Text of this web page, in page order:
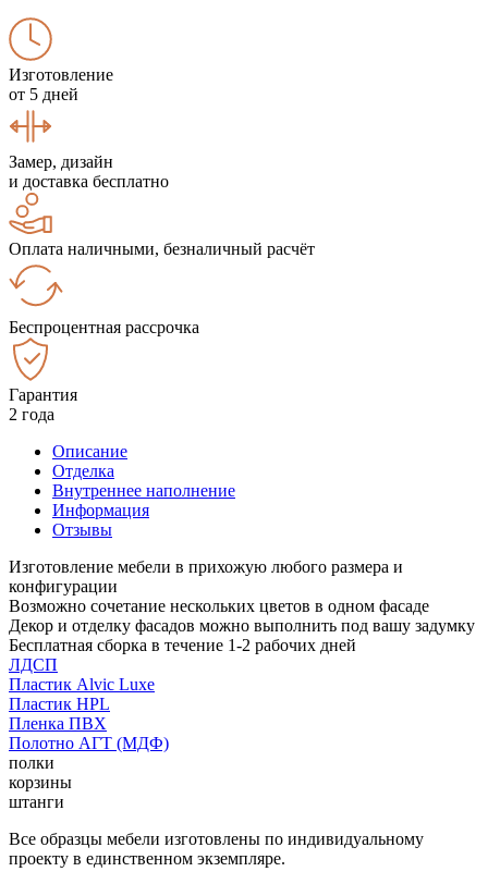
Изготовление
от 5 дней
Замер, дизайн
и доставка бесплатно
Оплата наличными, безналичный расчёт
Беспроцентная рассрочка
Гарантия
2 года
Описание
Отделка
Внутреннее наполнение
Информация
Отзывы
Изготовление мебели в прихожую любого размера и
конфигурации
Возможно сочетание нескольких цветов в одном фасаде
Декор и отделку фасадов можно выполнить под вашу задумку
Бесплатная сборка в течение 1-2 рабочих дней
ЛДСП
Пластик Alvic Luxe
Пластик HPL
Пленка ПВХ
Полотно АГТ (МДФ)
полки
корзины
штанги
Все образцы мебели изготовлены по индивидуальному
проекту в единственном экземпляре.